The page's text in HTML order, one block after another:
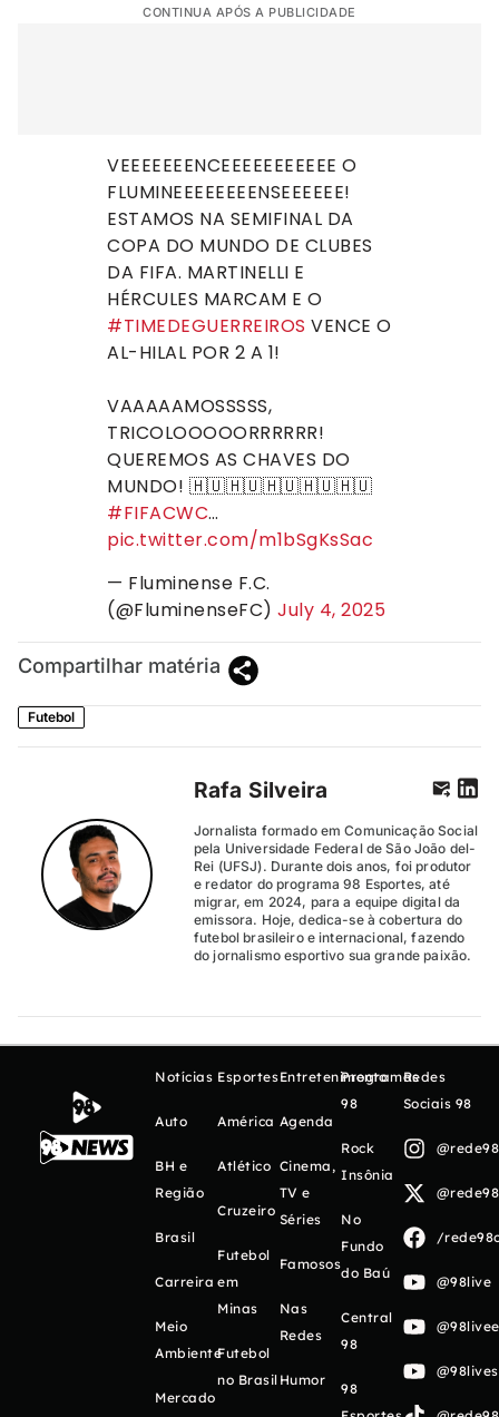
CONTINUA APÓS A PUBLICIDADE
VEEEEEEENCEEEEEEEEEEE O
FLUMINEEEEEEEENSEEEEEE!
ESTAMOS NA SEMIFINAL DA
COPA DO MUNDO DE CLUBES
DA FIFA. MARTINELLI E
HÉRCULES MARCAM E O
#TIMEDEGUERREIROS VENCE O
AL-HILAL POR 2 A 1!
VAAAAAMOSSSSS,
TRICOLOOOOORRRRRR!
QUEREMOS AS CHAVES DO
MUNDO! 🇭🇺🇭🇺🇭🇺🇭🇺🇭🇺
#FIFACWC…
pic.twitter.com/m1bSgKsSac
— Fluminense F.C.
(@FluminenseFC) July 4, 2025
Compartilhar matéria
Futebol
Rafa Silveira
Jornalista formado em Comunicação Social
pela Universidade Federal de São João del-
Rei (UFSJ). Durante dois anos, foi produtor
e redator do programa 98 Esportes, até
migrar, em 2024, para a equipe digital da
emissora. Hoje, dedica-se à cobertura do
futebol brasileiro e internacional, fazendo
do jornalismo esportivo sua grande paixão.
Notícias
Auto
BH e
Região
Brasil
Carreira
Meio
Ambiente
Mercado
Esportes
América
Atlético
Cruzeiro
Futebol
em
Minas
Futebol
no Brasil
Entretenimento
Agenda
Cinema,
TV e
Séries
Famosos
Nas
Redes
Humor
Programas
98
Rock
Insônia
No
Fundo
do Baú
Central
98
98
Redes
Sociais 98
/
@98live